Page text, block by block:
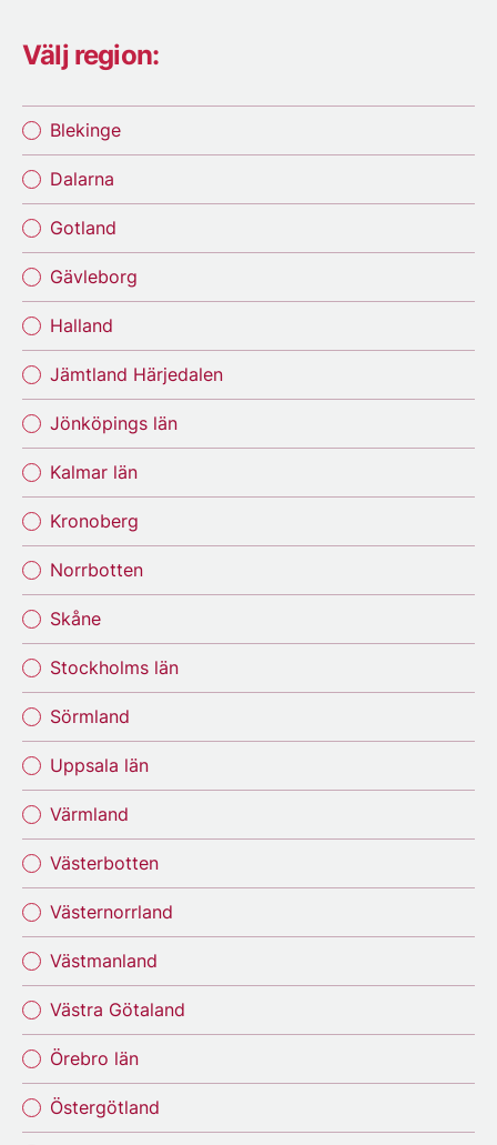
Välj region:
Blekinge
Dalarna
Gotland
Gävleborg
Halland
Jämtland Härjedalen
Jönköpings län
Kalmar län
Kronoberg
Norrbotten
Skåne
Stockholms län
Sörmland
Uppsala län
Värmland
Västerbotten
Västernorrland
Västmanland
Västra Götaland
Örebro län
Östergötland